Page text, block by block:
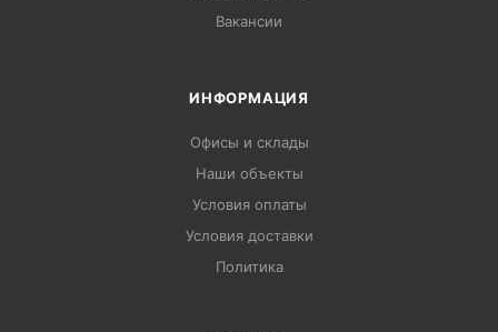
Вакансии
ИНФОРМАЦИЯ
Офисы и склады
Наши объекты
Условия оплаты
Условия доставки
Политика